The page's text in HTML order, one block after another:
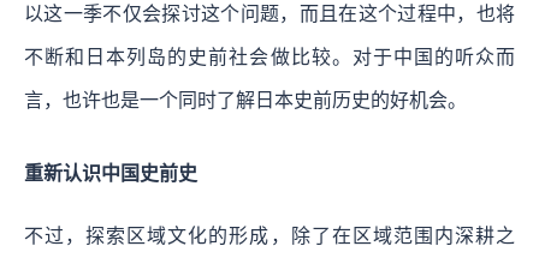
以这一季不仅会探讨这个问题，而且在这个过程中，也将
不断和日本列岛的史前社会做比较。对于中国的听众而
言，也许也是一个同时了解日本史前历史的好机会。
重新认识中国史前史
不过，探索区域文化的形成，除了在区域范围内深耕之